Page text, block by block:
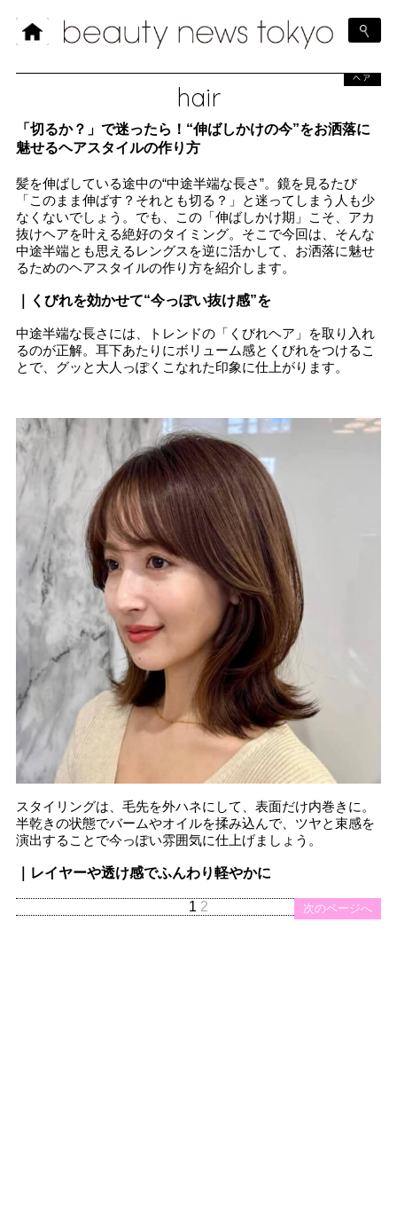
hair
ヘア
「切るか？」で迷ったら！“伸ばしかけの今”をお洒落に
魅せるヘアスタイルの作り方
髪を伸ばしている途中の“中途半端な長さ”。鏡を見るたび
「このまま伸ばす？それとも切る？」と迷ってしまう人も少
なくないでしょう。でも、この「伸ばしかけ期」こそ、アカ
抜けヘアを叶える絶好のタイミング。そこで今回は、そんな
中途半端とも思えるレングスを逆に活かして、お洒落に魅せ
るためのヘアスタイルの作り方を紹介します。
｜くびれを効かせて“今っぽい抜け感”を
中途半端な長さには、トレンドの「くびれヘア」を取り入れ
るのが正解。耳下あたりにボリューム感とくびれをつけるこ
とで、グッと大人っぽくこなれた印象に仕上がります。
スタイリングは、毛先を外ハネにして、表面だけ内巻きに。
半乾きの状態でバームやオイルを揉み込んで、ツヤと束感を
演出することで今っぽい雰囲気に仕上げましょう。
｜レイヤーや透け感でふんわり軽やかに
次のページへ
1 2